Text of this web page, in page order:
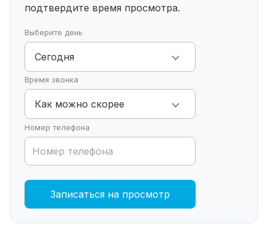
подтвердите время просмотра.
Выберите день
Сегодня
Время звонка
Как можно скорее
Номер телефона
Записаться на просмотр